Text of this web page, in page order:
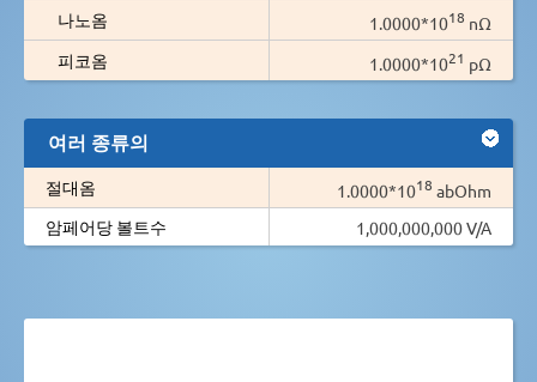
나노옴
1.0000*1018 nΩ
피코옴
1.0000*1021 pΩ
여러 종류의
절대옴 1.0000*1018 abOhm
암페어당 볼트수
1,000,000,000 V/A